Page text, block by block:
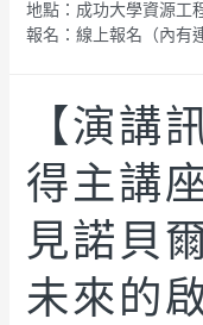
地點：成功大學資源工
報名：線上報名（內有
【演講
得主講
見諾貝
未來的